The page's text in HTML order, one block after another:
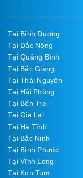
Tại Bình Dương
Tại Đắc Nông
Tại Quảng Bình
Tại Bắc Giang
Tại Thái Nguyên
Tại Hải Phòng
Tại Bến Tre
Tại Gia Lai
Tại Hà Tĩnh
Tại Bắc Ninh
Tại Bình Phước
Tại Vĩnh Long
Tại Kon Tum